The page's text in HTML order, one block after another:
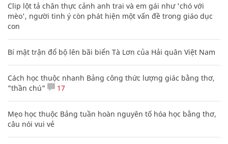
Clip lột tả chân thực cảnh anh trai và em gái như 'chó với
mèo', người tinh ý còn phát hiện một vấn đề trong giáo dục
con
Bí mật trận đổ bộ lên bãi biển Tà Lơn của Hải quân Việt Nam
Cách học thuộc nhanh Bảng công thức lượng giác bằng thơ,
"thần chú"
17
Mẹo học thuộc Bảng tuần hoàn nguyên tố hóa học bằng thơ,
câu nói vui vẻ